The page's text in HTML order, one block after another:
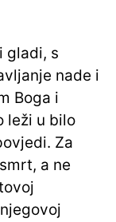
gladi, s
nade i
Boga i
leži u bilo
Za
a ne